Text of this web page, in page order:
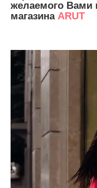
желаемого Вами
магазина ARUT